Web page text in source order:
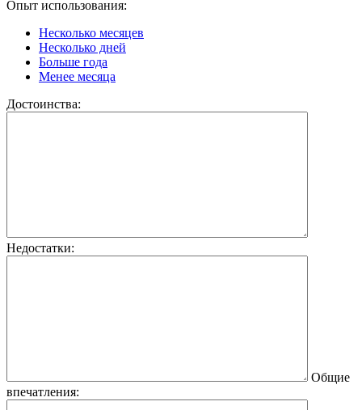
Опыт использования:
Несколько месяцев
Несколько дней
Больше года
Менее месяца
Достоинства:
Недостатки:
Общие
впечатления: